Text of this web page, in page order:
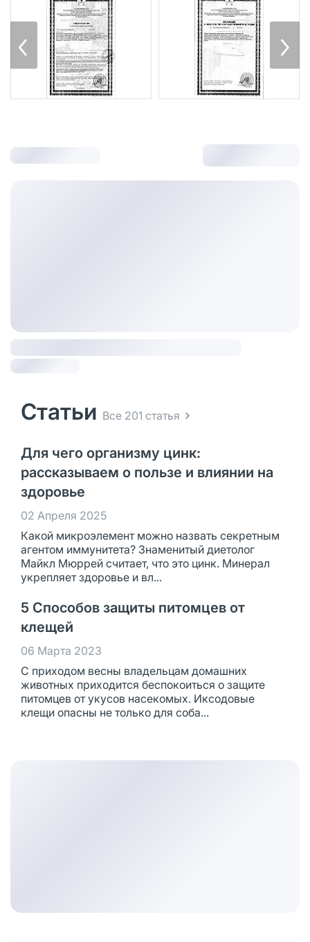
Статьи Все 201 статья
Для чего организму цинк:
рассказываем о пользе и влиянии на
здоровье
02 Апреля 2025
Какой микроэлемент можно назвать секретным
агентом иммунитета? Знаменитый диетолог
Майкл Мюррей считает, что это цинк. Минерал
укрепляет здоровье и вл...
5 Способов защиты питомцев от
клещей
06 Марта 2023
С приходом весны владельцам домашних
животных приходится беспокоиться о защите
питомцев от укусов насекомых. Иксодовые
клещи опасны не только для соба...